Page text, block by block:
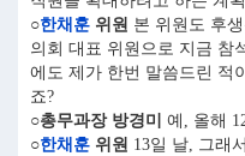
○한채훈 위원 본 위원도 후
의회 대표 위원으로 지금 참
에도 제가 한번 말씀드린 적
죠?
○총무과장 방경미
예, 올해
○한채훈 위원 13일 날, 그래